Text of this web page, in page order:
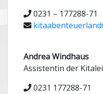
0231 – 177288-71
Andrea Windhaus
Assistentin der
0231 177288-71